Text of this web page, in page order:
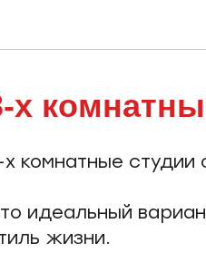
х
комнатные
идеальный
жизни.